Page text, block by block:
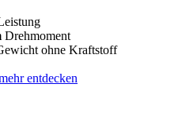
Drehmoment
ohne Kraftstoff
entdecken